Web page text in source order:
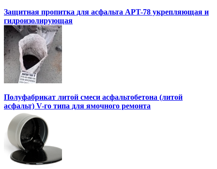
Защитная пропитка для асфальта APT-78 укрепляющая и
гидроизолирующая
Полуфабрикат литой смеси асфальтобетона (литой
асфальт) V-го типа для ямочного ремонта